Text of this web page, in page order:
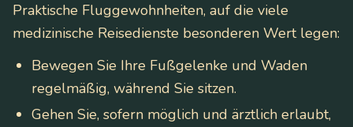
Praktische Fluggewohnheiten, auf die viele
medizinische Reisedienste besonderen Wert legen:
Bewegen Sie Ihre Fußgelenke und Waden
regelmäßig, während Sie sitzen.
Gehen Sie, sofern möglich und ärztlich erlaubt,